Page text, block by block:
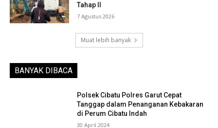
Tahap II
7 Agustus 2026
Muat lebih banyak
BANYAK DIBACA
Polsek Cibatu Polres Garut Cepat
Tanggap dalam Penanganan Kebakaran
di Perum Cibatu Indah
30 April 2024